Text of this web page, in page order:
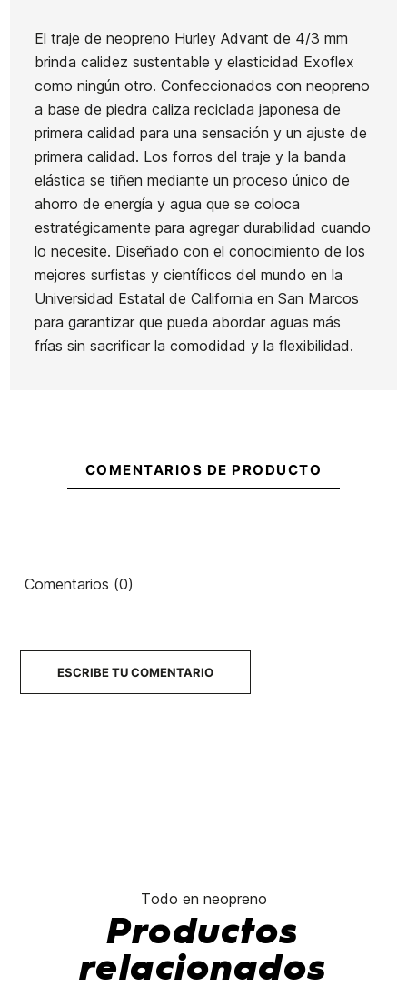
El traje de neopreno Hurley Advant de 4/3 mm
brinda calidez sustentable y elasticidad Exoflex
como ningún otro. Confeccionados con neopreno
a base de piedra caliza reciclada japonesa de
primera calidad para una sensación y un ajuste de
primera calidad. Los forros del traje y la banda
elástica se tiñen mediante un proceso único de
ahorro de energía y agua que se coloca
estratégicamente para agregar durabilidad cuando
lo necesite. Diseñado con el conocimiento de los
mejores surfistas y científicos del mundo en la
Universidad Estatal de California en San Marcos
para garantizar que pueda abordar aguas más
frías sin sacrificar la comodidad y la flexibilidad.
Marca Hurley
ReferenciaHU-TRTVN45931
En stock 1 Artículo
Ean13 21075609
Neopreno
Volcom
Springsuit
BZ 1mm
Neopreno
Mujer
Roxy 2,0
Rise
Natura
Long
Jane
Neopreno Quiksilver
Sessions 3/2 Boy FZ
160,00 € 160,00 € 169,99 € -15% 144,49 €
COMENTARIOS DE PRODUCTO
Comentarios (0)
ESCRIBE TU COMENTARIO
Todo en neopreno
Productos
relacionados